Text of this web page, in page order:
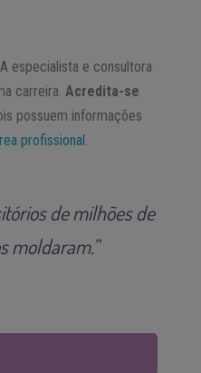
especialista e consultora
carreira.Acredita-se
possuem informações
profissional.
de milhões de
moldaram.”